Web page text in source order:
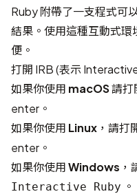
Ruby 附帶了一支程式可
結果。使用這種互動式
便。
打開 IRB (表示
如果你使用 macOS請打
enter。
如果你使用 Linux ，請打
enter。
如果你使用Windows ，
Interactive Ruby 。